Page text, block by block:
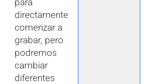
directamente
comenzar a
grabar, pero
podremos
cambiar
diferentes